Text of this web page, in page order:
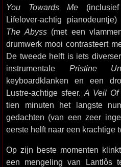
You Towards Me
Lifelover-achtig
The Abyss(met een
drumwerk mooi contrasteert
De tweede helft is iets
instrumentale Pristine
keyboardklanken en een
Lustre-achtige sfeer. A Veil Of
tien minuten het langste
gedachten (van een zeer
eerste helft naar een krachtige
Op zijn beste momenten
een mengeling van Lantlôs